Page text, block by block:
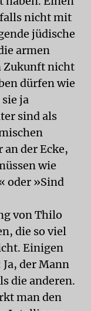
nicht mit
jüdische
armen
Zukunft nicht
dürfen wie
ja
sind als
der Ecke,
wie
oder »Sind
von Thilo
die so viel
Einigen
der Mann
die anderen.
man den